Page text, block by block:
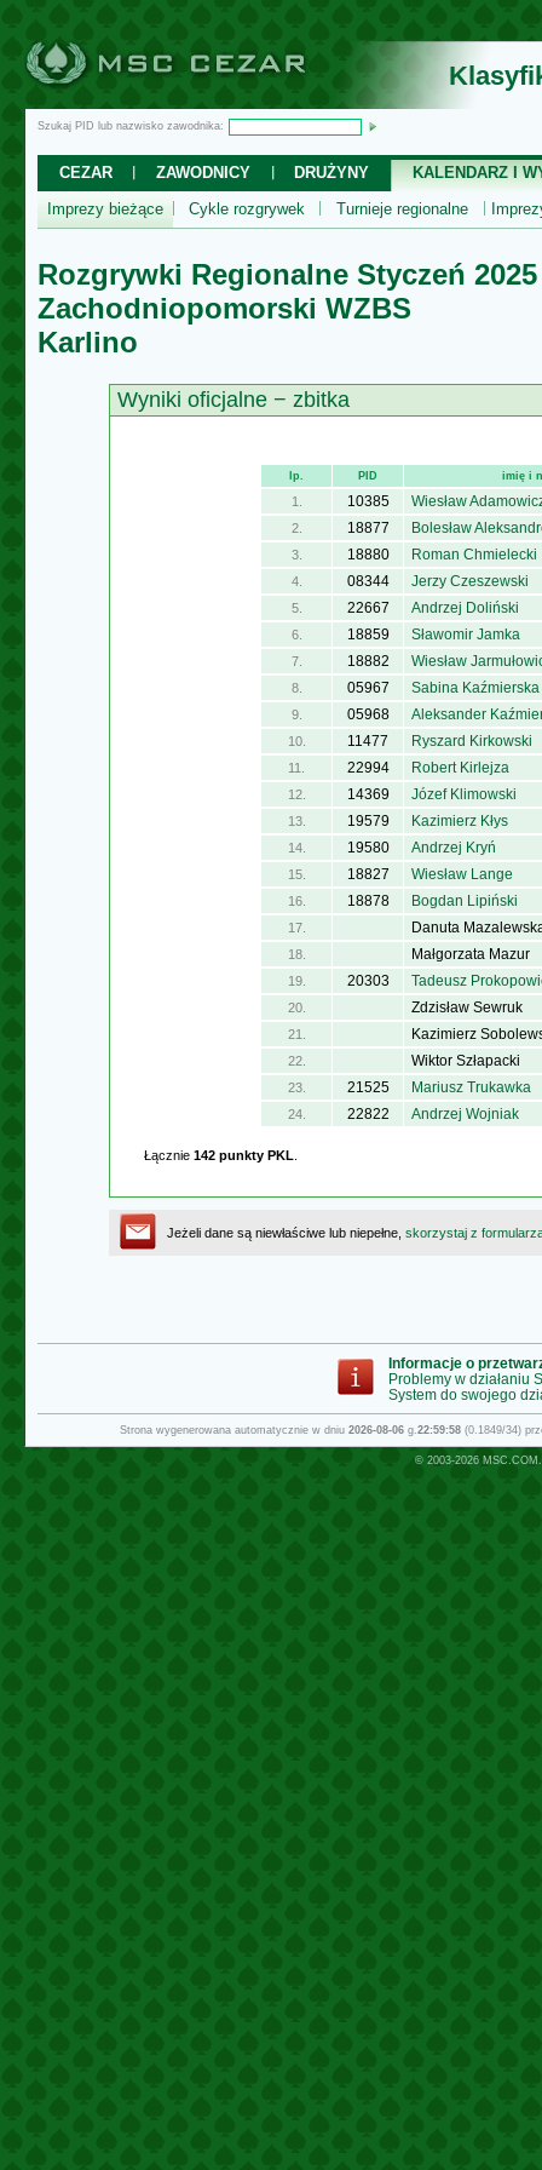
Szukaj PID lub nazwisko zawodnika:
CEZAR ZAWODNICY DRUŻYNY
KALENDARZ I
Imprezy bieżące
Cykle rozgrywek Turnieje regionalne
Rozgrywki Regionalne Styczeń 2025
Zachodniopomorski WZBS
Karlino
Wyniki oficjalne − zbitka
lp. PID imię i
1. 10385 Wiesław
2. 18877 Bolesław
3. 18880 Roman Chmielecki
4. 08344 Jerzy Czeszewski
5. 22667 Andrzej Doliński
6. 18859 Sławomir Jamka
7. 18882 Wiesław
8. 05967 Sabina Kaźmierska
9. 05968 Aleksander
10. 11477 Ryszard Kirkowski
11. 22994 Robert Kirlejza
12. 14369 Józef Klimowski
13. 19579 Kazimierz Kłys
14. 19580 Andrzej Kryń
15. 18827 Wiesław Lange
16. 18878 Bogdan Lipiński
17. Danuta
18. Małgorzata Mazur
19. 20303 Tadeusz
20. Zdzisław Sewruk
21. Kazimierz
22. Wiktor Szłapacki
23. 21525 Mariusz Trukawka
24. 22822 Andrzej Wojniak
Łącznie 142 punkty PKL
Jeżeli dane są niewłaściwe lub niepełne, skorzystaj z
Informacje o
Problemy w działaniu
System do swojego
Strona wygenerowana automatycznie w dniu 2026-08-06 g.22:59:58 (0.1849/34)
© 2003-2026